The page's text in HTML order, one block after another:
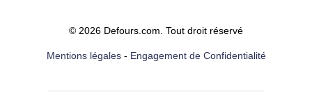
© 2026 Defours.com. Tout droit réservé
Mentions légales- Engagement de Confidentialité